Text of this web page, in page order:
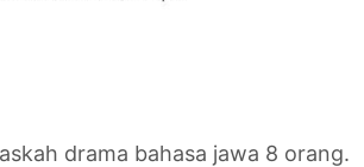
drama bahasa jawa 8 orang.